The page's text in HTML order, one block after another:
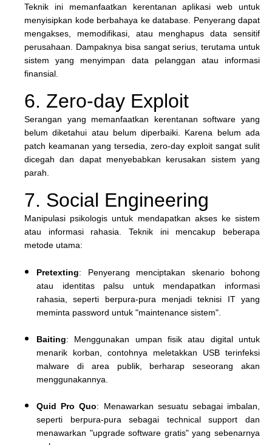
Teknik ini memanfaatkan kerentanan aplikasi web untuk
menyisipkan kode berbahaya ke database. Penyerang dapat
mengakses, memodifikasi, atau menghapus data sensitif
perusahaan. Dampaknya bisa sangat serius, terutama untuk
sistem yang menyimpan data pelanggan atau informasi
finansial.
6. Zero-day Exploit
Serangan yang memanfaatkan kerentanan software yang
belum diketahui atau belum diperbaiki. Karena belum ada
patch keamanan yang tersedia, zero-day exploit sangat sulit
dicegah dan dapat menyebabkan kerusakan sistem yang
parah.
7. Social Engineering
Manipulasi psikologis untuk mendapatkan akses ke sistem
atau informasi rahasia. Teknik ini mencakup beberapa
metode utama:
Pretexting: Penyerang menciptakan skenario bohong
atau identitas palsu untuk mendapatkan informasi
rahasia, seperti berpura-pura menjadi teknisi IT yang
meminta password untuk "maintenance sistem".
Baiting: Menggunakan umpan fisik atau digital untuk
menarik korban, contohnya meletakkan USB terinfeksi
malware di area publik, berharap seseorang akan
menggunakannya.
Quid Pro Quo: Menawarkan sesuatu sebagai imbalan,
seperti berpura-pura sebagai technical support dan
menawarkan "upgrade software gratis" yang sebenarnya